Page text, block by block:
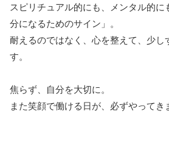
スピリチュアル的にも、メンタル的に
分になるためのサイン」。
耐えるのではなく、心を整えて、少し
す。
焦らず、自分を大切に。
また笑顔で働ける日が、必ずやってき